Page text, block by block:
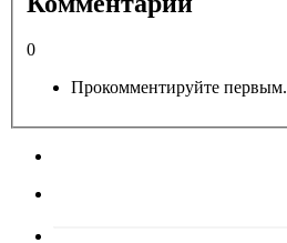
0
Прокомментируйте первым.